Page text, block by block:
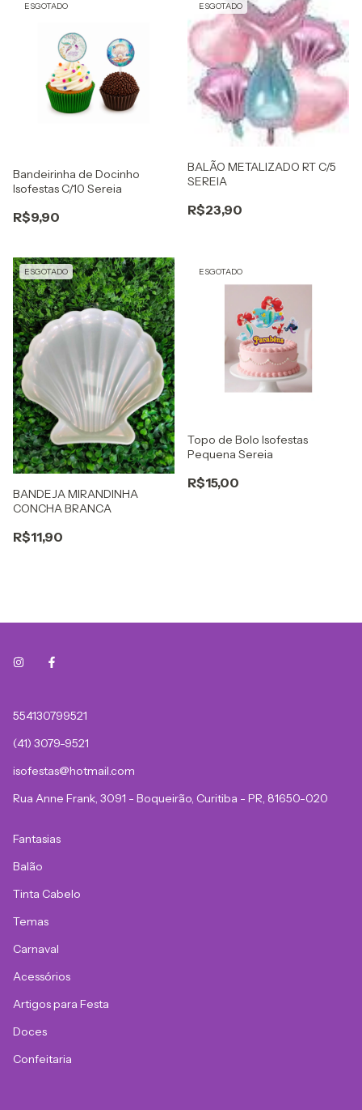
ESGOTADO
Bandeirinha de Docinho
Isofestas C/10 Sereia
R$9,90
ESGOTADO
BALÃO METALIZADO RT C/5
SEREIA
R$23,90
ESGOTADO
BANDEJA MIRANDINHA
CONCHA BRANCA
R$11,90
ESGOTADO
Topo de Bolo Isofestas
Pequena Sereia
R$15,00
554130799521
(41) 3079-9521
isofestas@hotmail.com
Rua Anne Frank, 3091 - Boqueirão, Curitiba - PR, 81650-020
Fantasias
Balão
Tinta Cabelo
Temas
Carnaval
Acessórios
Artigos para Festa
Doces
Confeitaria